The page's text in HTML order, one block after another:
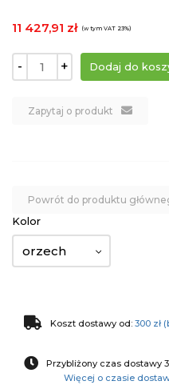
11 427,91 zł (w tym VAT 23%)
- +
Zapytaj o produkt
Powrót do produktu
Kolor
orzech
Koszt dostawy od: 300 zł
Przybliżony czas dostawy
Więcej o czasie